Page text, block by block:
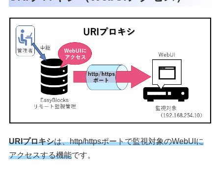
URIプロキシは、http/httpsポートで監視対象のWebUIに
アクセスする機能です。